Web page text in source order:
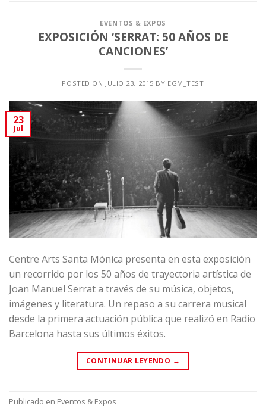
EVENTOS & EXPOS
EXPOSICIÓN ‘SERRAT: 50 AÑOS DE
CANCIONES’
POSTED ON JULIO 23, 2015 BY EGM_TEST
23
Jul
Centre Arts Santa Mònica presenta en esta exposición
un recorrido por los 50 años de trayectoria artística de
Joan Manuel Serrat a través de su música, objetos,
imágenes y literatura. Un repaso a su carrera musical
desde la primera actuación pública que realizó en Radio
Barcelona hasta sus últimos éxitos.
CONTINUAR LEYENDO →
Publicado en Eventos & Expos